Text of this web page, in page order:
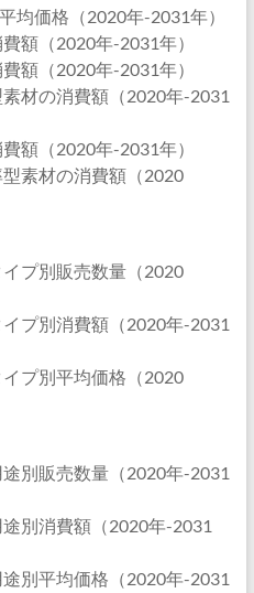
均価格（2020年-2031年）
額（2020年-2031年）
額（2020年-2031年）
材の消費額（2020年-2031
額（2020年-2031年）
素材の消費額（2020
プ別販売数量（2020
プ別消費額（2020年-2031
プ別平均価格（2020
別販売数量（2020年-2031
別消費額（2020年-2031
別平均価格（2020年-2031